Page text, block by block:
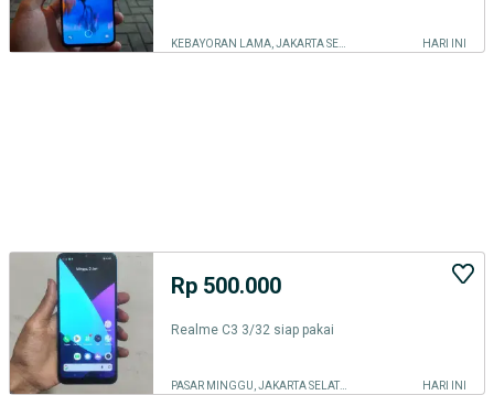
HARI INI
Rp 500.000
Realme C3 3/32 siap pakai
PASAR MINGGU, JAKARTA SELATAN HARI INI